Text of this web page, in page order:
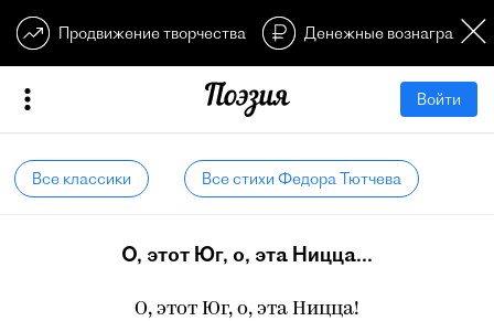
Продвижение творчества Денежные
Войти
Все классики Все стихи Федора Тютчева
О, этот Юг, о, эта Ницца...
О, этот Юг, о, эта Ницца!